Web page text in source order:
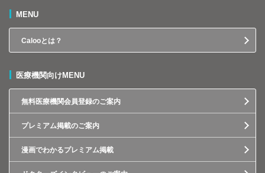
MENU
Calooとは？
医療機関向けMENU
無料医療機関会員登録のご案内
プレミアム掲載のご案内
漫画でわかるプレミアム掲載